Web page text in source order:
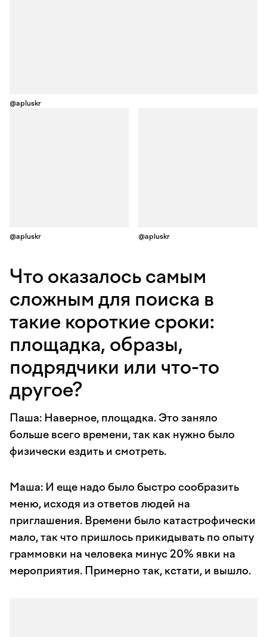
@apluskr
@apluskr @apluskr
Что оказалось самым
сложным для поиска в
такие короткие сроки:
площадка, образы,
подрядчики или что-то
другое?
Паша: Наверное, площадка. Это заняло
больше всего времени, так как нужно было
физически ездить и смотреть.
Маша: И еще надо было быстро сообразить
меню, исходя из ответов людей на
приглашения. Времени было катастрофически
мало, так что пришлось прикидывать по опыту
граммовки на человека минус 20% явки на
мероприятия. Примерно так, кстати, и вышло.